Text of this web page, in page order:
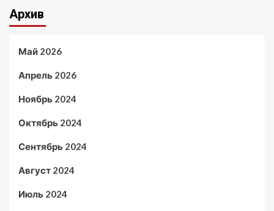
Архив
Май 2026
Апрель 2026
Ноябрь 2024
Октябрь 2024
Сентябрь 2024
Август 2024
Июль 2024